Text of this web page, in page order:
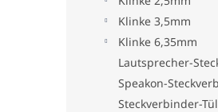
Klinke 3,5mm
Klinke 6,35mm
Lautsprecher-
Speakon-
Steckverbinder-